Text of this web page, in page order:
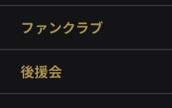
ファンクラブ
後援会